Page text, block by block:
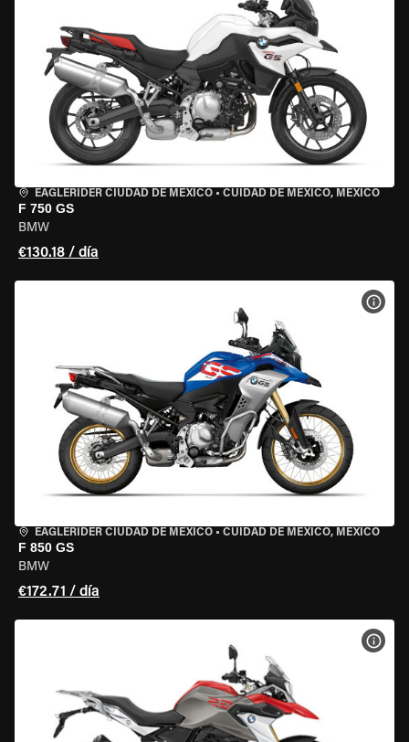
EAGLERIDER CIUDAD DE MÉXICO • CUIDAD DE MEXICO, MEXICO
F 750 GS
BMW
€130.18 / día
EAGLERIDER CIUDAD DE MÉXICO • CUIDAD DE MEXICO, MEXICO
F 850 GS
BMW
€172.71 / día
VER
VER